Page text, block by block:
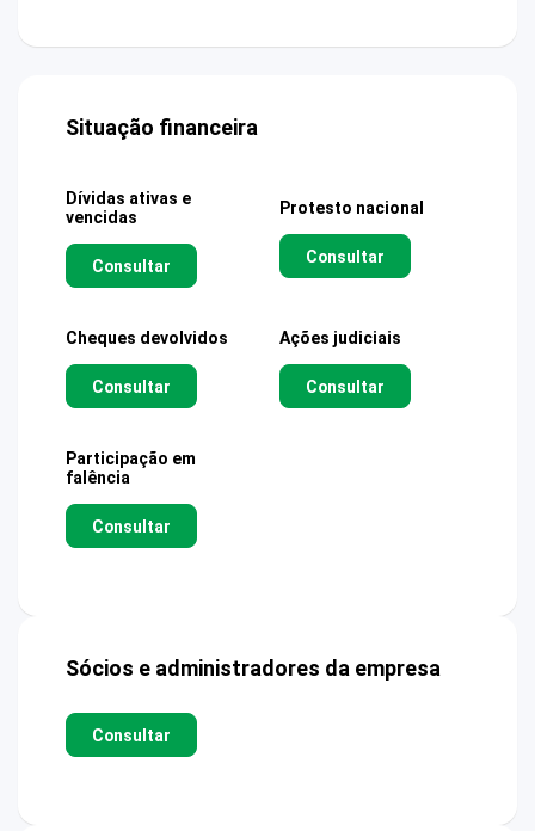
Situação financeira
Dívidas ativas e
vencidas
Consultar
Protesto nacional
Consultar
Cheques devolvidos
Consultar
Ações judiciais
Consultar
Participação em
falência
Consultar
Sócios e administradores da empresa
Consultar